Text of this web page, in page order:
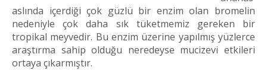
aslında içerdiği çok güzlü bir enzim olan bromelin
nedeniyle çok daha sık tüketmemiz gereken bir
tropikal meyvedir. Bu enzim üzerine yapılmış yüzlerce
araştırma sahip olduğu neredeyse mucizevi etkileri
ortaya çıkarmıştır.